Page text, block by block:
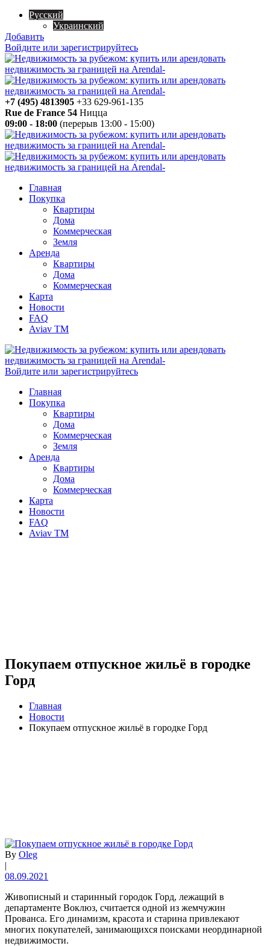
Русский
Украинский
Добавить
Войдите или зарегистрируйтесь
+7 (495) 4813905 +33 629-961-135
Rue de France 54 Ницца
09:00 - 18:00 (перерыв 13:00 - 15:00)
Главная
Покупка
Квартиры
Дома
Коммерческая
Земля
Аренда
Квартиры
Дома
Коммерческая
Карта
Новости
FAQ
Aviav TM
Войдите или зарегистрируйтесь
Главная
Покупка
Квартиры
Дома
Коммерческая
Земля
Аренда
Квартиры
Дома
Коммерческая
Карта
Новости
FAQ
Aviav TM
Покупаем отпускное жильё в городке
Горд
Главная
Новости
Покупаем отпускное жильё в городке Горд
By Oleg
|
08.09.2021
Живописный и старинный городок Горд, лежащий в
департаменте Воклюз, считается одной из жемчужин
Прованса. Его динамизм, красота и старина привлекают
многих покупателей, занимающихся поисками неординарной
недвижимости.